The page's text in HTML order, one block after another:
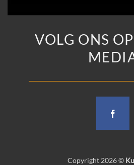
VOLG ONS
Copyright 2026 ©